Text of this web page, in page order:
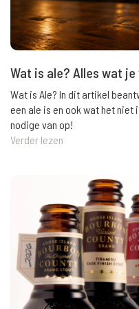
Wat is ale? Alles wat
Wat is Ale? In dit artikel
een ale is en ook wat het niet
nodige van op!
Verder lezen